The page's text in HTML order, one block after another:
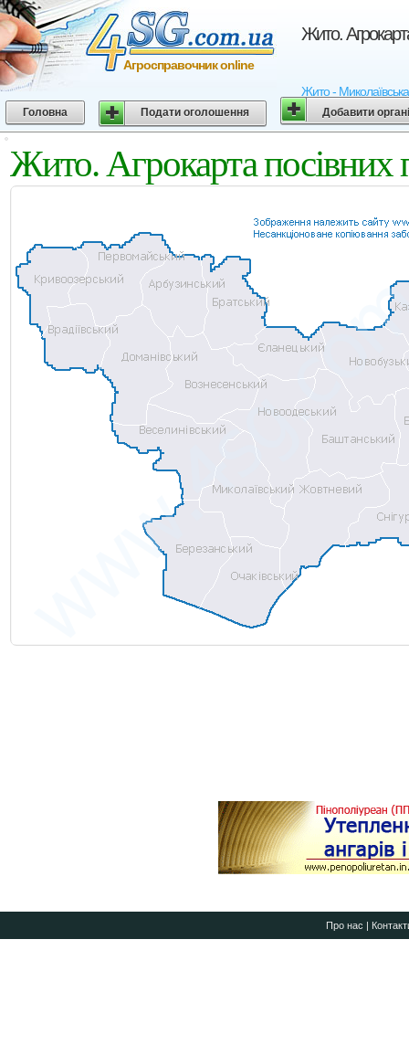
Жито.
Жито - Миколаївська
Агросправочник online
Головна Подати оголошення Добавити
Жито. Агрокарта посівних
Про нас |